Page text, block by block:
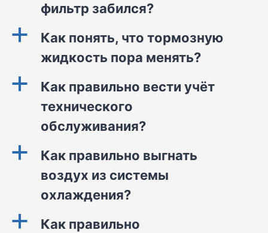
фильтр забился?
a
Как понять, что тормозную
жидкость пора менять?
a
Как правильно вести учёт
технического
обслуживания?
a
Как правильно выгнать
воздух из системы
охлаждения?
a
Как правильно